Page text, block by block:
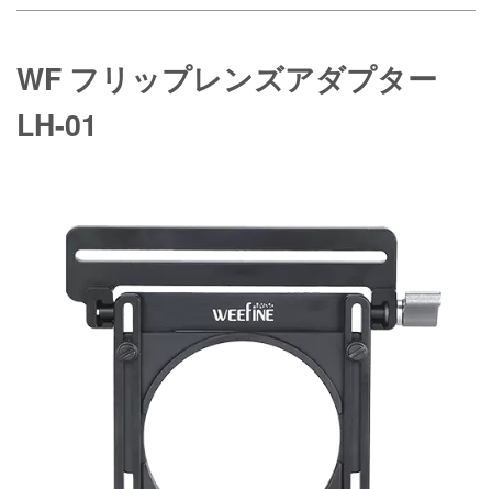
WF フリップレンズアダプター
LH-01